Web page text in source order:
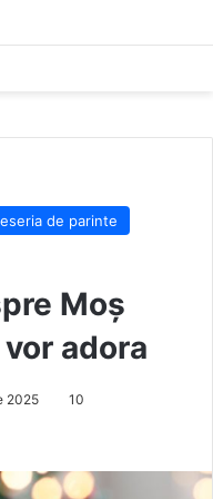
de parinte
Moș
adora
2025 10